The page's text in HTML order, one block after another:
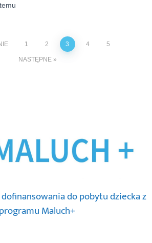
temu
1 2 3 4 5
NASTĘPNE
do pobytu dziecka z
programu Maluch+